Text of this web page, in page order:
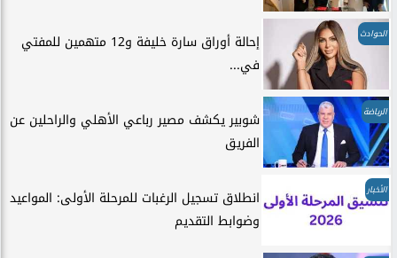
الحوادث
إحالة أوراق سارة خليفة و12 متهمين للمفتي
في...
الرياضة
شوبير يكشف مصير رباعي الأهلي والراحلين عن
الفريق
الأخبار
انطلاق تسجيل الرغبات للمرحلة الأولى: المواعيد
وضوابط التقديم